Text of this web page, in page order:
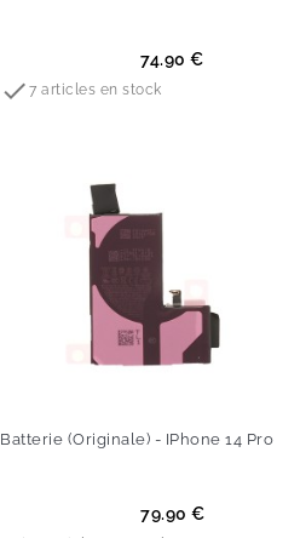
74.90 €
 7 articles en stock
Batterie (Originale) - IPhone 14 Pro
79.90 €